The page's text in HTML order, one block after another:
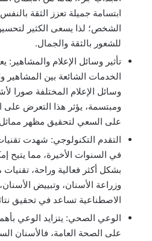
ابتسامة جميلة تعزز الثقة
الشخص؛ لذا يسعى الكثير
للشعور بالثقة والجمال.
تأثير وسائل الإعلام والمشاهير:
الخدمات الشائعة بين
وسائل الإعلام المختلفة صورا
ومبتسمة، يؤثر هذا التعرض
على السعي لتحقيق مظهر
التقدم التكنولوجي: شهدت
في السنوات الأخيرة، مما يتيح
بشكل أكثر فعالية وراحة،
وزراعة الأسنان، وتبييض
الاصطناعية تساعد في تحقيق
الوعي الصحي: يتزايد الوعي
على الصحة العامة، فالأسنان